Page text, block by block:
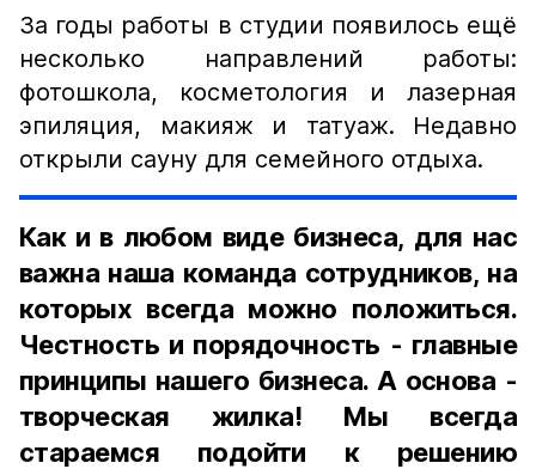
За годы работы в студии появилось ещё
несколько направлений работы:
фотошкола, косметология и лазерная
эпиляция, макияж и татуаж. Недавно
открыли сауну для семейного отдыха.
Как и в любом виде бизнеса, для нас
важна наша команда сотрудников, на
которых всегда можно положиться.
Честность и порядочность - главные
принципы нашего бизнеса. А основа -
творческая жилка! Мы всегда
стараемся подойти к решению